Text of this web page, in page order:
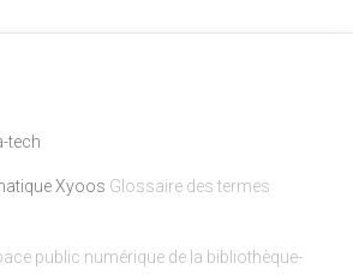
tech
Xyoos Glossaire des termes
public numérique de la bibliothèque-